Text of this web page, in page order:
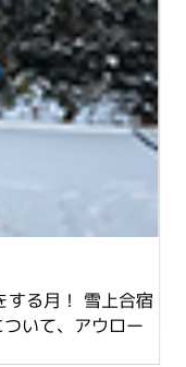
する月！ 雪上合宿
いて、アウロー